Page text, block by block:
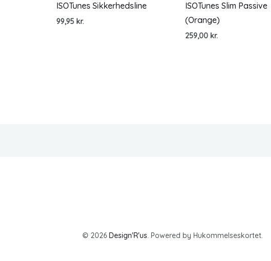
ISOTunes Sikkerhedsline
99,95 kr.
ISOTunes Slim Passive
(Orange)
259,00 kr.
© 2026 Design'R'us. Powered by Hukommelseskortet.